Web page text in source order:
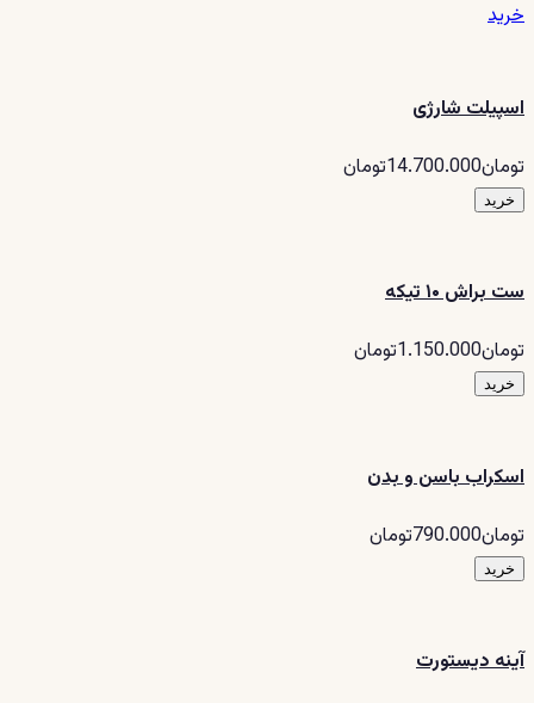
خرید
اسپیلت شارژی
تومان14.700.000تومان
خرید
ست براش ۱۰ تیکه
تومان1.150.000تومان
خرید
اسکراب باسن و بدن
تومان790.000تومان
خرید
آینه دیستورت